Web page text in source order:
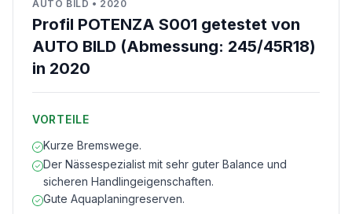
AUTO BILD • 2020
Profil POTENZA S001 getestet von
AUTO BILD (Abmessung: 245/45R18)
in 2020
VORTEILE
Kurze Bremswege.
Der Nässespezialist mit sehr guter Balance und
sicheren Handlingeigenschaften.
Gute Aquaplaningreserven.